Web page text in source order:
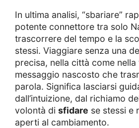
In ultima analisi, “sbariare”
potente connettore tra solo
trascorrere del tempo e la
stessi. Viaggiare senza una
precisa, nella città come nella
messaggio nascosto che
parola. Significa lasciarsi
dall’intuizione, dal richiamo
volontà di sfidare se stessi e
aperti al cambiamento.